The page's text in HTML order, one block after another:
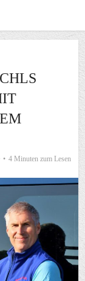
4 Minuten zum Lesen